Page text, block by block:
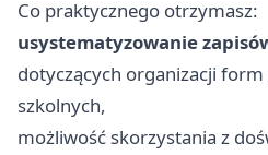
Co praktycznego otrzymasz:
usystematyzowanie
dotyczących organizacji form
szkolnych,
możliwość skorzystania z